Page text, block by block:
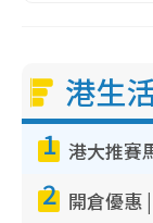
港生
1
2